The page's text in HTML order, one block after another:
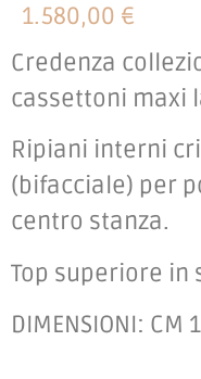
1.580,00 €
Credenza
cassettoni maxi
Ripiani interni
(bifacciale) per
centro stanza.
Top superiore in
DIMENSIONI: CM